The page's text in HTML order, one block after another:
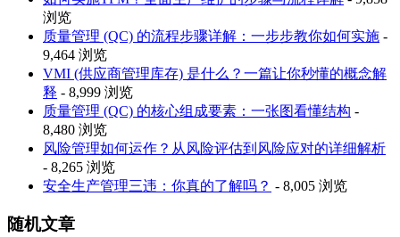
浏览
质量管理 (QC) 的流程步骤详解：一步步教你如何实施 -
9,464 浏览
VMI (供应商管理库存) 是什么？一篇让你秒懂的概念解
释 - 8,999 浏览
质量管理 (QC) 的核心组成要素：一张图看懂结构 -
8,480 浏览
风险管理如何运作？从风险评估到风险应对的详细解析
- 8,265 浏览
安全生产管理三违：你真的了解吗？ - 8,005 浏览
随机文章